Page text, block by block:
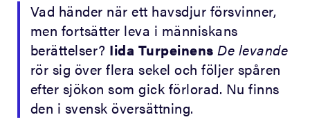
Vad händer när ett havsdjur försvinner,
men fortsätter leva i människans
berättelser? Iida Turpeinens De levande
rör sig över flera sekel och följer spåren
efter sjökon som gick förlorad. Nu finns
den i svensk översättning.